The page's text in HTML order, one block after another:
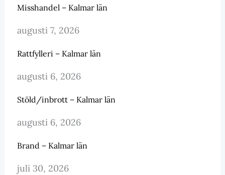
Misshandel – Kalmar län
augusti 7, 2026
Rattfylleri – Kalmar län
augusti 6, 2026
Stöld/inbrott – Kalmar län
augusti 6, 2026
Brand – Kalmar län
juli 30, 2026